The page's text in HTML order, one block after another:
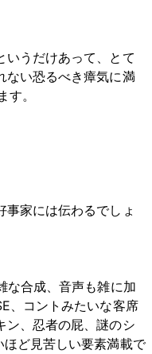
いうだけあって、とて
ない恐るべき瘴気に満
。
事家には伝わるでしょ
な合成、音声も雑に加
、コントみたいな客席
ン、忍者の屁、謎のシ
ど見苦しい要素満載で